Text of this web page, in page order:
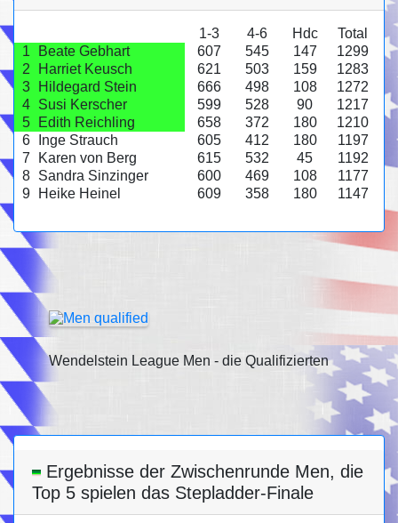
1-3 4-6 Hdc
Total
1
Beate Gebhart 607 545 147
1299
2
Harriet Keusch 621 503 159
1283
3
Hildegard Stein 666 498 108
1272
4
Susi Kerscher 599 528 90
1217
5
Edith Reichling 658 372 180
1210
6
Inge Strauch 605 412 180
1197
7
Karen von Berg 615 532 45
1192
8
Sandra Sinzinger 600 469 108
1177
9
Heike Heinel 609 358 180 1147
Wendelstein League Men - die Qualifizierten
Ergebnisse der Zwischenrunde Men, die
Top 5 spielen das Stepladder-Finale